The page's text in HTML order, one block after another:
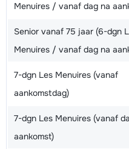
Menuires / vanaf dag na
Senior vanaf 75 jaar (6-dgn
Menuires / vanaf dag na
7-dgn Les Menuires (vanaf
aankomstdag)
7-dgn Les Menuires (vanaf
aankomst)